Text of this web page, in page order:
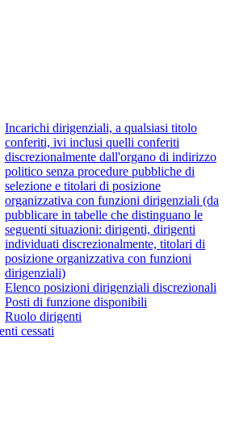
Incarichi dirigenziali, a qualsiasi titolo
conferiti, ivi inclusi quelli conferiti
discrezionalmente dall'organo di indirizzo
politico senza procedure pubbliche di
selezione e titolari di posizione
organizzativa con funzioni dirigenziali (da
pubblicare in tabelle che distinguano le
seguenti situazioni: dirigenti, dirigenti
individuati discrezionalmente, titolari di
posizione organizzativa con funzioni
dirigenziali)
Elenco posizioni dirigenziali discrezionali
Posti di funzione disponibili
Ruolo dirigenti
cessati